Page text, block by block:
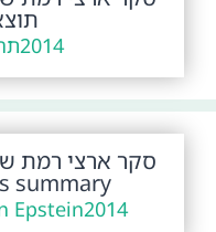
2014
סקר ארצי רמת
summary
2014
Epstein